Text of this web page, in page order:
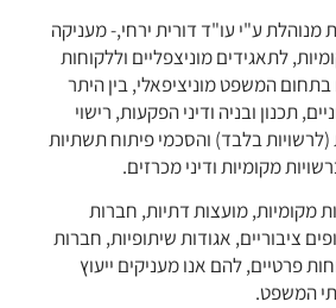
מנוהלת ע"י עו"ד דורית ירחי,-מעניקה
לתאגידים מוניצפליים וללקוחות
בתחום המשפט מוניציפאלי, בין היתר
תכנון ובניה ודיני הפקעות, רישוי
(לרשויות בלבד) והסכמי פיתוח תשתיות
מקומיות ודיני מכרזים.
מקומיות, מועצות דתיות, חברות
ציבוריים, אגודות שיתופיות, חברות
פרטיים, להם אנו מעניקים ייעוץ
המשפט.